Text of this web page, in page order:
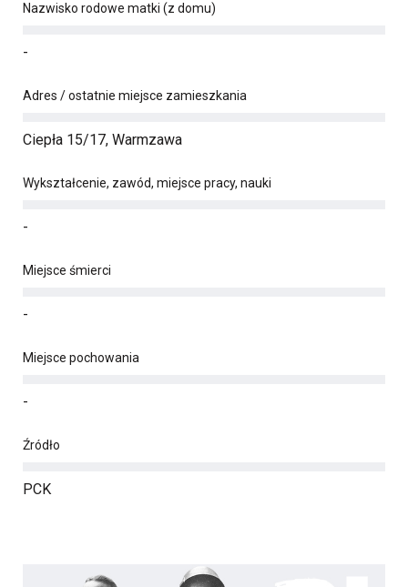
Nazwisko rodowe matki (z domu)
-
Adres / ostatnie miejsce zamieszkania
Ciepła 15/17, Warmzawa
Wykształcenie, zawód, miejsce pracy, nauki
-
Miejsce śmierci
-
Miejsce pochowania
-
Źródło
PCK